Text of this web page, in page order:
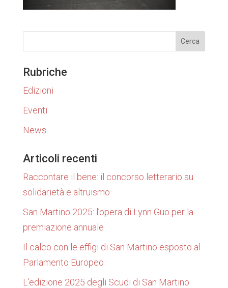
Rubriche
Edizioni
Eventi
News
Articoli recenti
Raccontare il bene: il concorso letterario su
solidarietà e altruismo
San Martino 2025: l’opera di Lynn Guo per la
premiazione annuale
Il calco con le effigi di San Martino esposto al
Parlamento Europeo
L’edizione 2025 degli Scudi di San Martino